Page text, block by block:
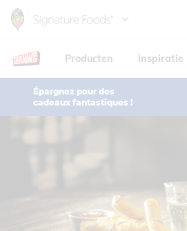
Skip
main
content
France
Producten Inspiratie
Épargnez pour des
cadeaux fantastiques !